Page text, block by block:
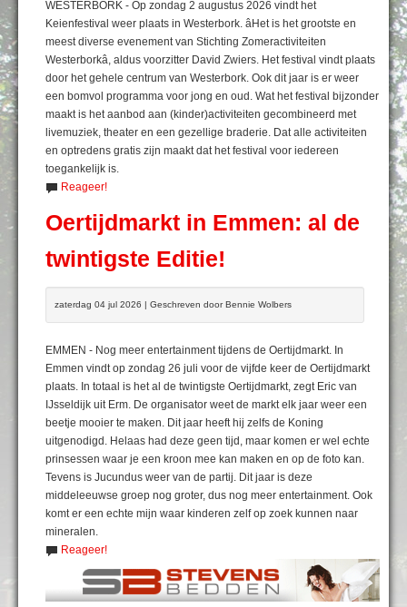
WESTERBORK - Op zondag 2 augustus 2026 vindt het
Keienfestival weer plaats in Westerbork. âHet is het grootste en
meest diverse evenement van Stichting Zomeractiviteiten
Westerborkâ, aldus voorzitter David Zwiers. Het festival vindt plaats
door het gehele centrum van Westerbork. Ook dit jaar is er weer
een bomvol programma voor jong en oud. Wat het festival bijzonder
maakt is het aanbod aan (kinder)activiteiten gecombineerd met
livemuziek, theater en een gezellige braderie. Dat alle activiteiten
en optredens gratis zijn maakt dat het festival voor iedereen
toegankelijk is.
Reageer!
Oertijdmarkt in Emmen: al de
twintigste Editie!
zaterdag 04 jul 2026 | Geschreven door Bennie Wolbers
EMMEN - Nog meer entertainment tijdens de Oertijdmarkt. In
Emmen vindt op zondag 26 juli voor de vijfde keer de Oertijdmarkt
plaats. In totaal is het al de twintigste Oertijdmarkt, zegt Eric van
IJsseldijk uit Erm. De organisator weet de markt elk jaar weer een
beetje mooier te maken. Dit jaar heeft hij zelfs de Koning
uitgenodigd. Helaas had deze geen tijd, maar komen er wel echte
prinsessen waar je een kroon mee kan maken en op de foto kan.
Tevens is Jucundus weer van de partij. Dit jaar is deze
middeleeuwse groep nog groter, dus nog meer entertainment. Ook
komt er een echte mijn waar kinderen zelf op zoek kunnen naar
mineralen.
Reageer!